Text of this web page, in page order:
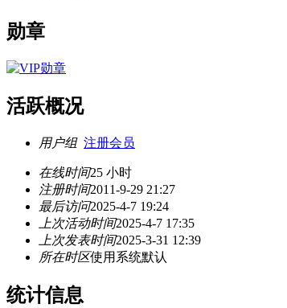
勋章
活跃概况
用户组 注册会员
在线时间25 小时
注册时间2011-9-29 21:27
最后访问2025-4-7 19:24
上次活动时间2025-4-7 17:35
上次发表时间2025-3-31 12:39
所在时区使用系统默认
统计信息